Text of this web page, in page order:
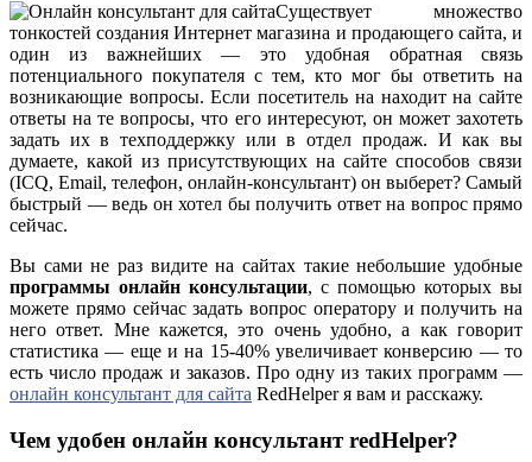
Существует множество
тонкостей создания Интернет магазина и продающего сайта, и
один из важнейших — это удобная обратная связь
потенциального покупателя с тем, кто мог бы ответить на
возникающие вопросы. Если посетитель на находит на сайте
ответы на те вопросы, что его интересуют, он может захотеть
задать их в техподдержку или в отдел продаж. И как вы
думаете, какой из присутствующих на сайте способов связи
(ICQ, Email, телефон, онлайн-консультант) он выберет? Cамый
быстрый — ведь он хотел бы получить ответ на вопрос прямо
сейчас.
Вы сами не раз видите на сайтах такие небольшие удобные
программы онлайн консультации, с помощью которых вы
можете прямо сейчас задать вопрос оператору и получить на
него ответ. Мне кажется, это очень удобно, а как говорит
статистика — еще и на 15-40% увеличивает конверсию — то
есть число продаж и заказов. Про одну из таких программ —
онлайн консультант для сайта RedHelper я вам и расскажу.
Чем удобен онлайн консультант redHelper?